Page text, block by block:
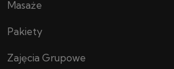
Masaże
Pakiety
Zajęcia Grupowe